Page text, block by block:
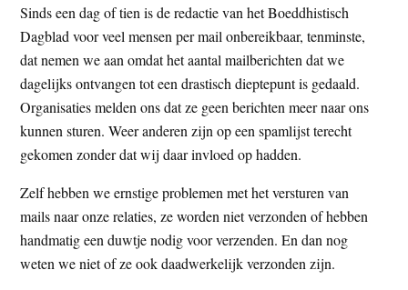
i
t
e
z
e
s
i
t
e
Sinds een dag of tien is de redactie van het Boeddhistisch
Dagblad voor veel mensen per mail onbereikbaar, tenminste,
dat nemen we aan omdat het aantal mailberichten dat we
dagelijks ontvangen tot een drastisch dieptepunt is gedaald.
Organisaties melden ons dat ze geen berichten meer naar ons
kunnen sturen. Weer anderen zijn op een spamlijst terecht
gekomen zonder dat wij daar invloed op hadden.
Zelf hebben we ernstige problemen met het versturen van
mails naar onze relaties, ze worden niet verzonden of hebben
handmatig een duwtje nodig voor verzenden. En dan nog
weten we niet of ze ook daadwerkelijk verzonden zijn.